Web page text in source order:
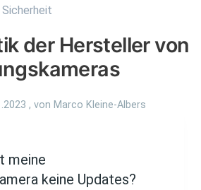
Sicherheit
der Hersteller von
, von Marco Kleine-Albers
meine
keine Updates?